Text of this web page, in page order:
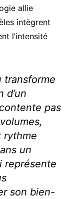
allie
intègrent
l’intensité
transforme
d’un
pas
rythme
un
représente
son bien-